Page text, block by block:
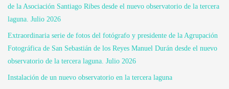
de la Asociación Santiago Ribes desde el nuevo observatorio de la tercera
laguna. Julio 2026
Extraordinaria serie de fotos del fotógrafo y presidente de la Agrupación
Fotográfica de San Sebastián de los Reyes Manuel Durán desde el nuevo
observatorio de la tercera laguna. Julio 2026
Instalación de un nuevo observatorio en la tercera laguna